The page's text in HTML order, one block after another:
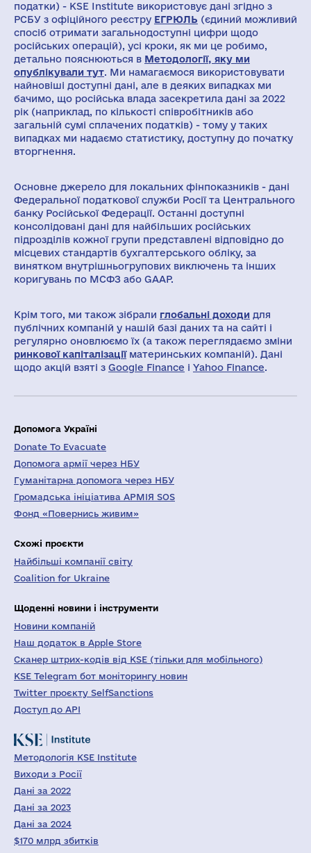
податки) - KSE Institute використовує дані згідно з
РСБУ з офіційного реєстру ЕГРЮЛЬ (єдиний можливий
спосіб отримати загальнодоступні цифри щодо
російських операцій), усі кроки, як ми це робимо,
детально пояснюються в Методології, яку ми
опублікували тут. Ми намагаємося використовувати
найновіші доступні дані, але в деяких випадках ми
бачимо, що російська влада засекретила дані за 2022
рік (наприклад, по кількості співробітників або
загальній сумі сплачених податків) - тому у таких
випадках ми надаємо статистику, доступну до початку
вторгнення.
Основне джерело для локальних фінпоказників - дані
Федеральної податкової служби Росії та Центрального
банку Російської Федерації. Останні доступні
консолідовані дані для найбільших російських
підрозділів кожної групи представлені відповідно до
місцевих стандартів бухгалтерського обліку, за
винятком внутрішньогрупових виключень та інших
коригувань по МСФЗ або GAAP.
Крім того, ми також зібрали глобальні доходи для
публічних компаній у нашій базі даних та на сайті і
регулярно оновлюємо їх (а також переглядаємо зміни
ринкової капіталізаціїматеринських компаній). Дані
щодо акцій взяті з Google Finance і Yahoo Finance.
Допомога Україні
Donate To Evacuate
Допомога армії через НБУ
Гуманітарна допомога через НБУ
Громадська ініціатива АРМІЯ SOS
Фонд «Повернись живим»
Схожі проєкти
Найбільші компанії світу
Coalition for Ukraine
Щоденні новини і інструменти
Новини компаній
Наш додаток в Apple Store
Сканер штрих-кодів від KSE (тільки для мобільного)
KSE Telegram бот моніторингу новин
Twitter проєкту SelfSanctions
Доступ до API
Методологія KSE Institute
Виходи з Росії
Дані за 2022
Дані за 2023
Дані за 2024
$170 млрд збитків